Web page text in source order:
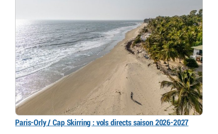
Paris-Orly / Cap Skirring : vols directs saison 2026-2027